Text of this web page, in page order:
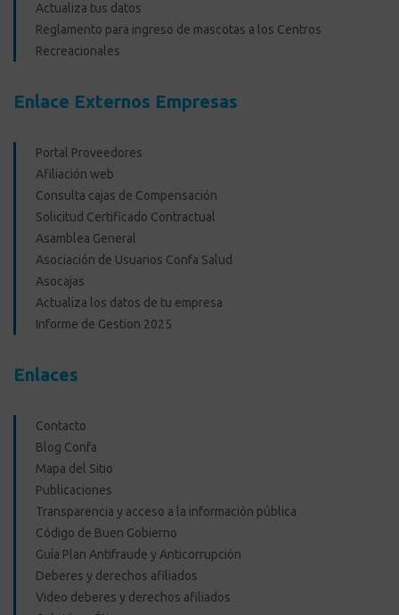
Actualiza tus datos
Reglamento para ingreso de mascotas a los Centros
Recreacionales
Enlace Externos Empresas
Portal Proveedores
Afiliación web
Consulta cajas de Compensación
Solicitud Certificado Contractual
Asamblea General
Asociación de Usuarios Confa Salud
Asocajas
Actualiza los datos de tu empresa
Informe de Gestion 2025
Enlaces
Contacto
Blog Confa
Mapa del Sitio
Publicaciones
Transparencia y acceso a la información pública
Código de Buen Gobierno
Guía Plan Antifraude y Anticorrupción
Deberes y derechos afiliados
Video deberes y derechos afiliados